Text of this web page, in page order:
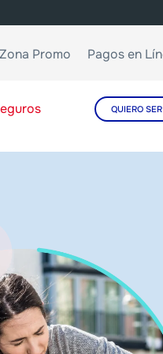
Zona Promo Pagos en
QUIERO